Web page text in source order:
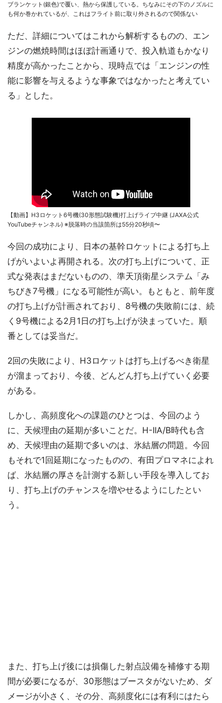
ブランケット(銀色)で覆い、熱から保護している。ちなみにその下のノズルに
も何か巻かれているが、これはフライト前に取り外されるので関係ない
ただ、詳細についてはこれから解析するものの、エン
ジンの燃焼時間はほぼ計画通りで、投入軌道もかなり
精度が高かったことから、現時点では「エンジンの性
能に影響を与えるような事象ではなかったと考えてい
る」とした。
【動画】H3ロケット6号機(30形態試験機)打上げライブ中継 (JAXA公式
YouTubeチャンネル) ※脱落時の当該箇所は55分20秒頃〜
今回の成功により、日本の基幹ロケットによる打ち上
げがいよいよ再開される。次の打ち上げについて、正
式な発表はまだないものの、準天頂衛星システム「み
ちびき7号機」になる可能性が高い。もともと、前年度
の打ち上げが計画されており、8号機の失敗前には、続
く9号機による2月1日の打ち上げが決まっていた。順
番としては妥当だ。
2回の失敗により、H3ロケットは打ち上げるべき衛星
が溜まっており、今後、どんどん打ち上げていく必要
がある。
しかし、高頻度化への課題のひとつは、今回のよう
に、天候理由の延期が多いことだ。H-IIA/B時代も含
め、天候理由の延期で多いのは、氷結層の問題。今回
もそれで1回延期になったものの、有田プロマネによれ
ば、氷結層の厚さを計測する新しい手段を導入してお
り、打ち上げのチャンスを増やせるようにしたとい
う。
また、打ち上げ後には損傷した射点設備を補修する期
間が必要になるが、30形態はブースタがないため、ダ
メージが小さく、その分、高頻度化には有利にはたら